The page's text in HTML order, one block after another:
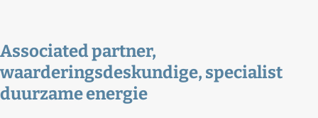
Associated partner,
waarderingsdeskundige, specialist
duurzame energie